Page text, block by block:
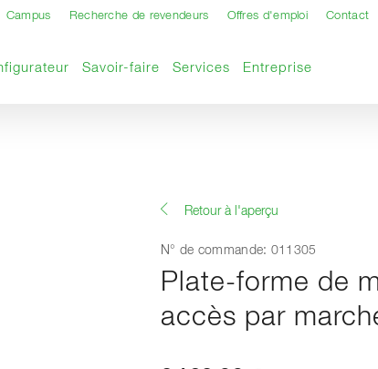
Campus Recherche de revendeurs Offres d'emploi Contact
Savoir-faire Services Entreprise
Retour à l'aperçu
N° de commande: 011305
Plate-forme de
accès par